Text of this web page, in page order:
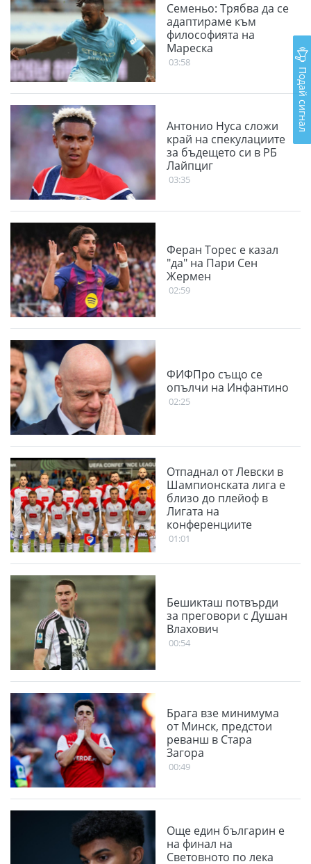
Семеньо: Трябва да се
адаптираме към
философията на
Мареска
03:58
Антонио Нуса сложи
край на спекулациите
за бъдещето си в РБ
Лайпциг
03:35
Феран Торес е казал
"да" на Пари Сен
Жермен
02:59
ФИФПро също се
опълчи на Инфантино
02:25
Отпаднал от Левски в
Шампионската лига е
близо до плейоф в
Лигата на
конференциите
01:01
Бешикташ потвърди
за преговори с Душан
Влахович
00:54
Брага взе минимума
от Минск, предстои
реванш в Стара
Загора
00:49
Още един българин е
на финал на
Световното по лека
Подай сигнал